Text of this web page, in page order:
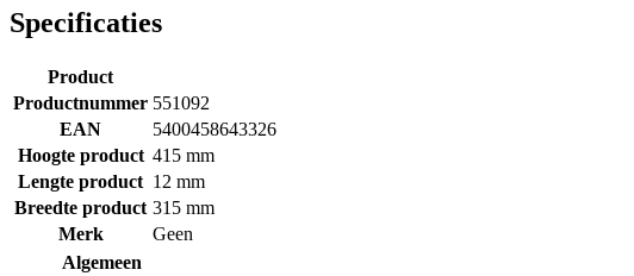
Specificaties
Product
Productnummer 551092
EAN
5400458643326
Hoogte product 415 mm
Lengte product 12 mm
Breedte product 315 mm
Merk
Geen
Algemeen